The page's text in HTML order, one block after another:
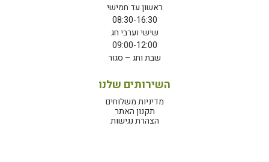
ראשון עד חמישי
08:30-16:30
שישי וערבי חג
09:00-12:00
שבת וחג – סגור
השירותים שלנו
מדיניות משלוחים
תקנון האתר
הצהרת נגישות